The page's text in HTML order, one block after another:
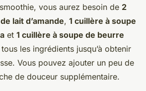
vous aurez besoin de 2
lait d’amande, 1 cuillère à soupe
et 1 cuillère à soupe de beurre
les ingrédients jusqu’à obtenir
Vous pouvez ajouter un peu de
de douceur supplémentaire.